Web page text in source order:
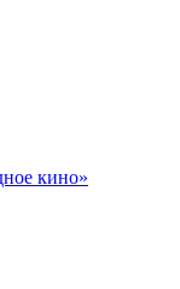
кино»